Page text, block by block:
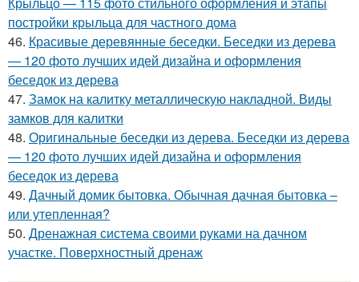
постройки крыльца для частного дома
46. Красивые деревянные беседки. Беседки из дерева
— 120 фото лучших идей дизайна и оформления
беседок из дерева
47. Замок на калитку металлическую накладной. Виды
замков для калитки
48. Оригинальные беседки из дерева. Беседки из дерева
— 120 фото лучших идей дизайна и оформления
беседок из дерева
49. Дачный домик бытовка. Обычная дачная бытовка –
или утепленная?
50. Дренажная система своими руками на дачном
участке. Поверхностный дренаж